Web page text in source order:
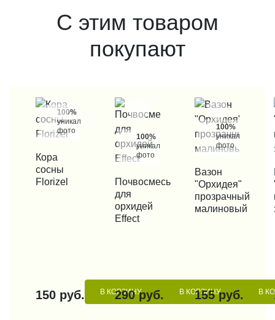
С этим товаром
покупают
100%
уникальные
фото
КУПИТЬ В 1 КЛИК
Кора
сосны
Florizel
150 руб. В КОРЗИНУ
100%
уникальные
фото
КУПИТЬ В 1 КЛИК
Почвосмесь
для
орхидей
Effect
290 руб. В КОРЗИНУ
100%
уникальные
фото
КУПИТЬ В 1 КЛИК
Вазон
"Орхидея"
прозрачный
малиновый
155 руб. В